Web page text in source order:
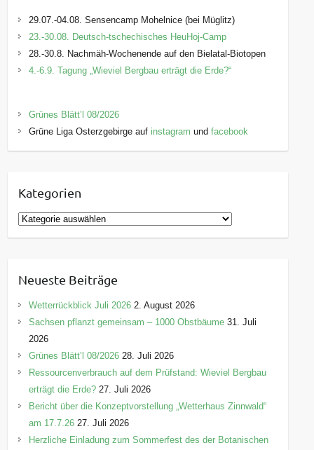
29.07.-04.08. Sensencamp Mohelnice (bei Müglitz)
23.-30.08. Deutsch-tschechisches HeuHoj-Camp
28.-30.8. Nachmäh-Wochenende auf den Bielatal-Biotopen
4.-6.9. Tagung „Wieviel Bergbau erträgt die Erde?“
Grünes Blätt’l 08/2026
Grüne Liga Osterzgebirge auf instagram undfacebook
Kategorien
K
a
g
o
r
e
n
Neueste Beiträge
Wetterrückblick Juli 2026 2. August 2026
Sachsen pflanzt gemeinsam – 1000 Obstbäume 31. Juli
2026
Grünes Blätt’l 08/2026 28. Juli 2026
Ressourcenverbrauch auf dem Prüfstand: Wieviel Bergbau
erträgt die Erde? 27. Juli 2026
Bericht über die Konzeptvorstellung „Wetterhaus Zinnwald“
am 17.7.26 27. Juli 2026
Herzliche Einladung zum Sommerfest des der Botanischen